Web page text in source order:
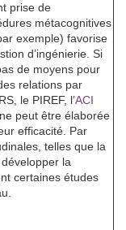
prise de
métacognitives
exemple) favorise
d’ingénierie. Si
de moyens pour
relations par
le PIREF, l’ACI
ne peut être élaborée
efficacité. Par
telles que la
la
certaines études